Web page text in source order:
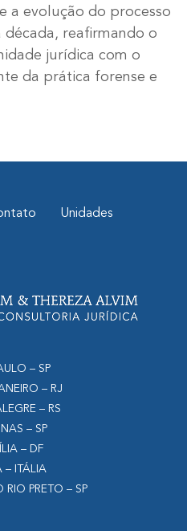
a evolução do processo
reafirmando o
jurídica com o
da prática forense e
Unidades
– SP
– RJ
– RS
– SP
– DF
– ITÁLIA
PRETO – SP